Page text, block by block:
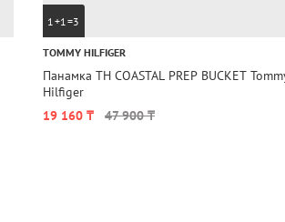
1+1=3
TOMMY HILFIGER
Панамка TH COASTAL PREP BUCKET Tommy
Hilfiger
19 160 ₸
47 900 ₸